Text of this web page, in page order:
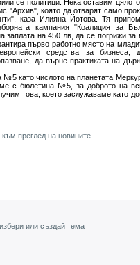
се политици. Нека оставим
"Архив", която да отварят само
каза Илияна Йотова. Тя
кампания "Коалиция за
заплата на 450 лв, да се погрижи за
първо работно място на
средства за бизнеса,
да върне практиката на
като числото на планетата
с бюлетина №5, за доброто на
това, което заслужаваме като
преглед на новините
или създай тема